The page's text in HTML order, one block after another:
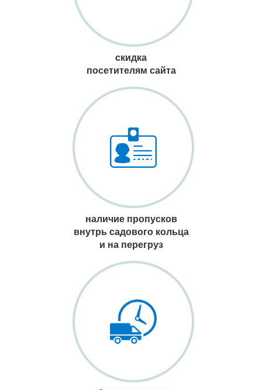
скидка
посетителям сайта
наличие пропусков
внутрь садового кольца
и на перегруз